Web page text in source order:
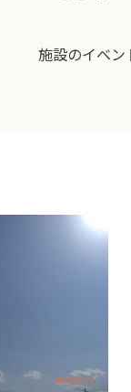
施設のイベン